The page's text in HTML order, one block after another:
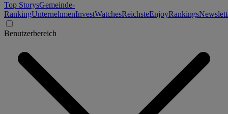
Top StorysGemeinde-
RankingUnternehmenInvestWatchesReichsteEnjoyRankings
Benutzerbereich